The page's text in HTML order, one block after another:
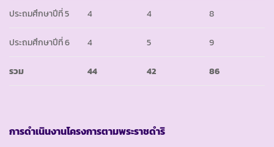
ประถมศึกษาปีที่ 5 4 4 8
ประถมศึกษาปีที่ 6 4 5 9
รวม 44 42 86
การดำเนินงานโครงการตามพระราชดำริ